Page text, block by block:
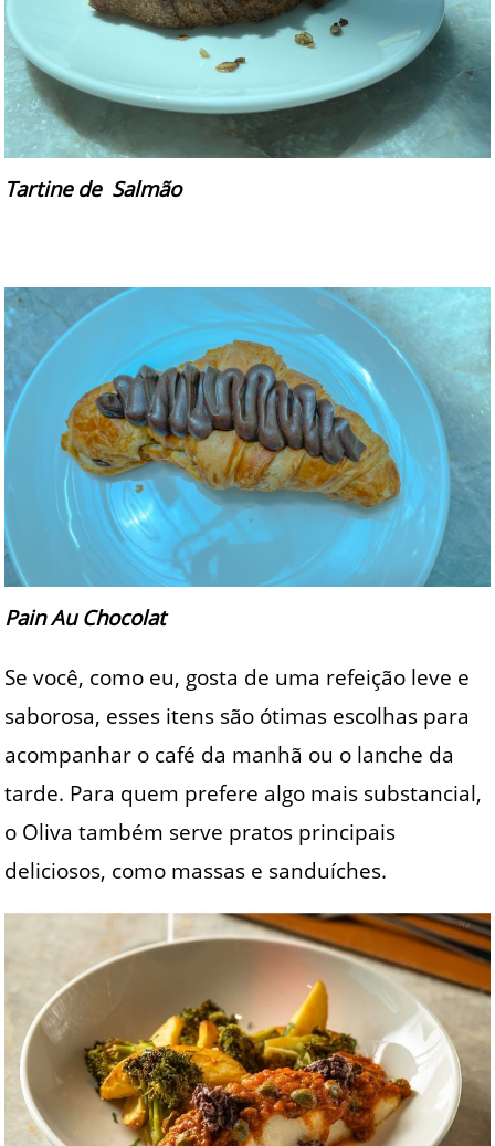
Tartine de Salmão
Pain Au Chocolat
Se você, como eu, gosta de uma refeição leve e
saborosa, esses itens são ótimas escolhas para
acompanhar o café da manhã ou o lanche da
tarde. Para quem prefere algo mais substancial,
o Oliva também serve pratos principais
deliciosos, como massas e sanduíches.